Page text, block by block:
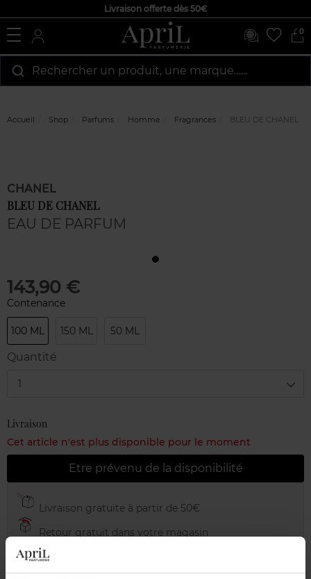
Livraison offerte dès 50€
0
Rechercher un produit, une marque…...
Accueil Shop Parfums Homme Fragrances BLEU DE CHANEL
CHANEL
BLEU DE CHANEL
EAU DE PARFUM
143,90 €
Contenance
100 ML 150 ML 50 ML
Quantité
1
Livraison
Cet article n'est plus disponible pour le moment
Etre prévenu de la disponibilité
Livraison gratuite à partir de 50€
Retour gratuit dans votre magasin